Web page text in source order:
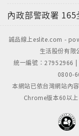
內政部警政署 165
誠品線上eslite.com -
生活股份有
統一編號：27952966 |
0800-
本網站已依台灣網站內
Chrome版本60以